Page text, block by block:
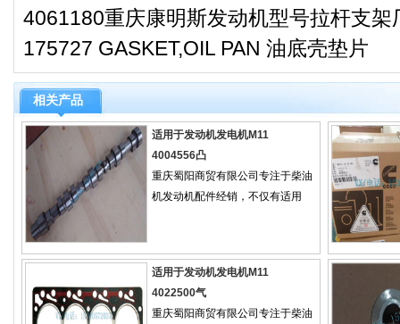
4061180重庆康明斯发动机型号拉杆支架
175727 GASKET,OIL PAN 油底壳垫片
相关产品
适用于发动机发电机M11
4004556凸
重庆蜀阳商贸有限公司专注于柴油
机发动机配件经销，不仅有适用
适用于发动机发电机M11
4022500气
重庆蜀阳商贸有限公司专注于柴油